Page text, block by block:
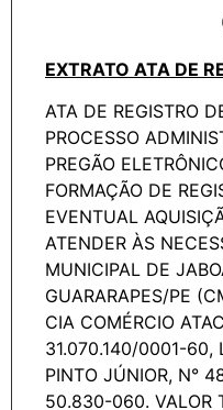
EXTRATO ATA DE
ATA DE REGISTRO
PROCESSO
PREGÃO
FORMAÇÃO DE
EVENTUAL
ATENDER ÀS
MUNICIPAL DE
GUARARAPES/PE
CIA COMÉRCIO
31.070.140/0001-60,
PINTO JÚNIOR, N°
50.830-060. VALOR